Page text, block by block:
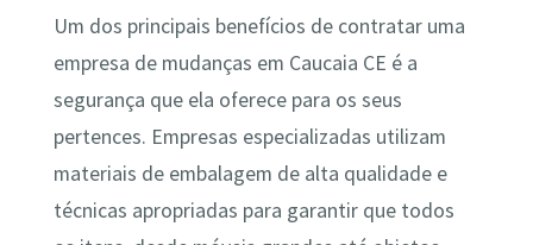
Um dos principais benefícios de contratar uma
empresa de mudanças em Caucaia CE é a
segurança que ela oferece para os seus
pertences. Empresas especializadas utilizam
materiais de embalagem de alta qualidade e
técnicas apropriadas para garantir que todos